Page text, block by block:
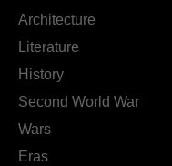
Architecture
Literature
History
Second World War
Wars
Eras